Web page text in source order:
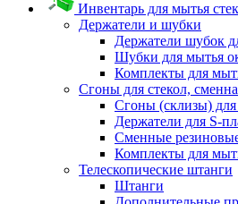
Инвентарь для мытья
Держатели и шубки
Держатели шубок
Шубки для мытья
Комплекты для
Сгоны для стекол,
Сгоны (склизы) для
Держатели для S-
Сменные
Комплекты для
Телескопические штанги
Штанги